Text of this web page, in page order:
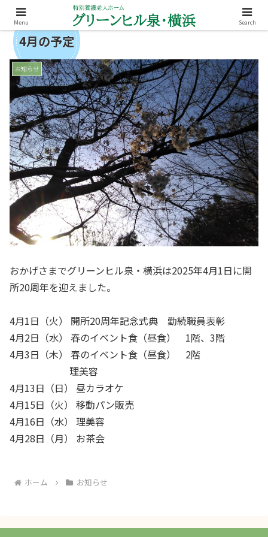
4月の予定
お知らせ
おかげさまでグリーンヒル泉・横浜は2025年4月1日に開
所20周年を迎えました。
4月1日（火） 開所20周年記念式典 勤続職員表彰
4月2日（水） 春のイベント食（昼食） 1階、3階
4月3日（木） 春のイベント食（昼食） 2階
理美容
4月13日（日） 昼カラオケ
4月15日（火） 移動パン販売
4月16日（水） 理美容
4月28日（月） お茶会
ホーム お知らせ
Menu Search